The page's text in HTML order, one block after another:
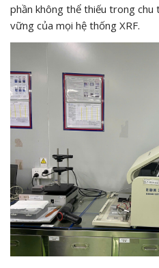
phần không thể thiếu trong chu
vững của mọi hệ thống XRF.